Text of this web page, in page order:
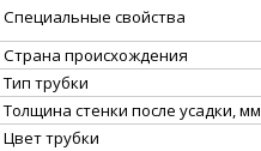
Специальные свойства
Страна происхождения
Тип трубки
Толщина стенки после усадки, мм
Цвет трубки